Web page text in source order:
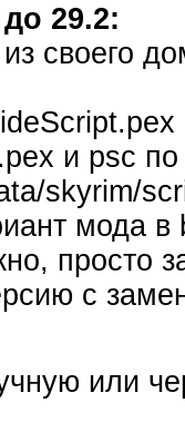
29.2:
своего
и psc
skyrim/
мода
просто
с
или